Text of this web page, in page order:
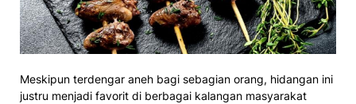
Meskipun terdengar aneh bagi sebagian orang, hidangan ini
justru menjadi favorit di berbagai kalangan masyarakat